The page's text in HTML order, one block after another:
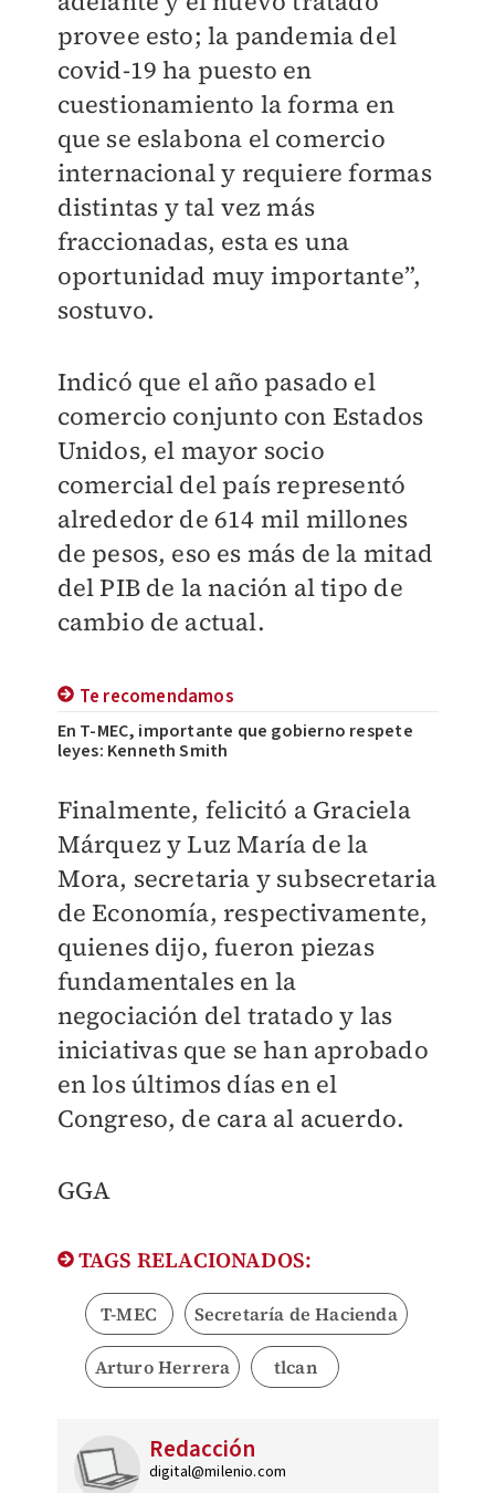
provee esto; la pandemia del
covid-19 ha puesto en
cuestionamiento la forma en
que se eslabona el comercio
internacional y requiere formas
distintas y tal vez más
fraccionadas, esta es una
oportunidad muy importante”,
sostuvo.
Indicó que el año pasado el
comercio conjunto con Estados
Unidos, el mayor socio
comercial del país representó
alrededor de 614 mil millones
de pesos, eso es más de la mitad
del PIB de la nación al tipo de
cambio de actual.
Te recomendamos
En T-MEC, importante que gobierno respete
leyes: Kenneth Smith
Finalmente, felicitó a Graciela
Márquez y Luz María de la
Mora, secretaria y subsecretaria
de Economía, respectivamente,
quienes dijo, fueron piezas
fundamentales en la
negociación del tratado y las
iniciativas que se han aprobado
en los últimos días en el
Congreso, de cara al acuerdo.
GGA
TAGS RELACIONADOS:
T-MEC Secretaría de Hacienda
Arturo Herrera tlcan
Redacción
digital@milenio.com